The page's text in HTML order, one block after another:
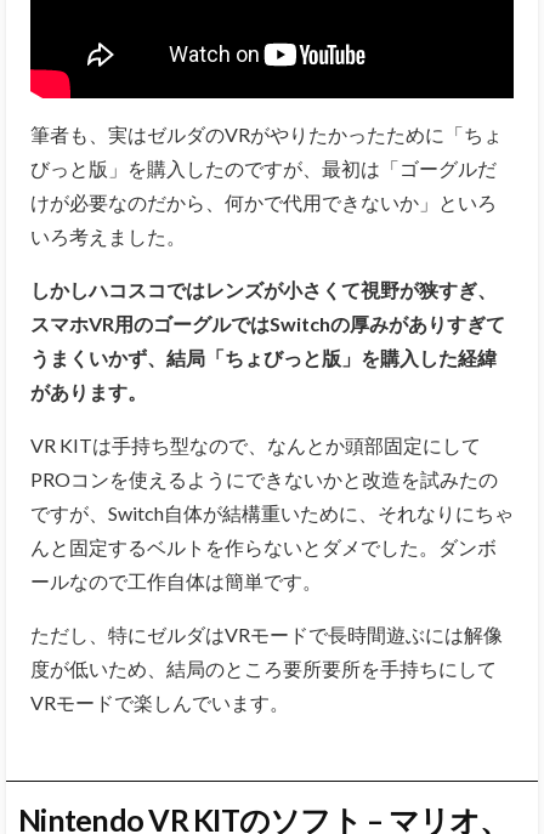
筆者も、実はゼルダのVRがやりたかったために「ちょ
びっと版」を購入したのですが、最初は「ゴーグルだ
けが必要なのだから、何かで代用できないか」といろ
いろ考えました。
しかしハコスコではレンズが小さくて視野が狭すぎ、
スマホVR用のゴーグルではSwitchの厚みがありすぎて
うまくいかず、結局「ちょびっと版」を購入した経緯
があります。
VR KITは手持ち型なので、なんとか頭部固定にして
PROコンを使えるようにできないかと改造を試みたの
ですが、Switch自体が結構重いために、それなりにちゃ
んと固定するベルトを作らないとダメでした。ダンボ
ールなので工作自体は簡単です。
ただし、特にゼルダはVRモードで長時間遊ぶには解像
度が低いため、結局のところ要所要所を手持ちにして
VRモードで楽しんでいます。
Nintendo VR KITのソフト – マリオ、